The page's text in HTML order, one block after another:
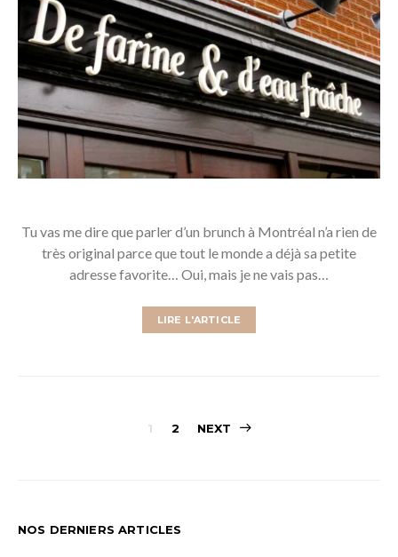
Tu vas me dire que parler d’un brunch à Montréal n’a rien de
très original parce que tout le monde a déjà sa petite
adresse favorite… Oui, mais je ne vais pas…
LIRE L'ARTICLE
Pagination
1 2 NEXT
NOS DERNIERS ARTICLES